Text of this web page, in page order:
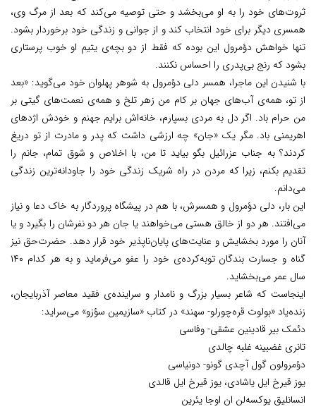
ثروت‌های خود را به او می‌بخشد و حتی توصیه می‌کند که بعد از مرگ وی،
همسری دیگر برای خود انتخاب کند و از جوانی و زندگی خود برخوردار بشود.
تنها خواهش دؤمرول این بوده که فقط از دو بچه‌ی یتیم او خوب پرستاری
بشود که رنج بی‌پدری را احساس نکنند.
با شنیدن این ماجرا، همسر دلی دؤمرول به شوهر پهلوان خود می‌گوید: «بعد
از تو، همه‌ی آب‌های جهان بر کام من زهر تلخ و همه‌ی نعمت‌های گیتی بر
من حرام باد. اگر دل به مردی بسپارم، خانه‌اش برایم جهنم و خودش اژدهای
اهریمنی باد. مگر یک «جان» چه ارزشی داشت که پدر و مادرت از تو دریغ
کردند؟ به جناب عزرائیل بگو بیاید تا من، با اخلاص و شوق تمام، جانم را
تقدیم بکنم، زیرا که مردن در راه شریک زندگی خود را جاودانه‌ترین زندگی
می‌دانم.
این بار، دلی دؤمرول و همسرش، با هم در پیشگاه پروردگار به خاک دعا و نیاز
می‌افتند. هر دو از خالق هستی می‌خواهند یا جان هر دو نفرشان را بگیرد و یا
آنان را مورد بخشایش و عنایت‌های پایان‌ناپذیر خود قرار دهد. حضرت‌حق نیز
گناه و جسارت بندگان توبه‌کرده‌ی خود را عفو می‌فرماید و به هر کدام ۱۴۰
سال عمر می‌بخشاید.
اینجاست که شاعر بسیار بزرگ و نامدار و سراینده‌ی فقید معاصر آذربایجان،
زنده‌یاد «بولوت قره‌چورلو- سهند» در کتاب «سازیمین سؤزو» می‌سراید:
دئمک بیر قادینین عشقی- وفاسی
تانری غضبینه غلبه چالدی
دؤمرولون گول آچدی گونو- دونیاسی
یوز قیرخ ایل یاشادی، یوز قیرخ ایل قالدی
انسانلیق یوکسه‌لن ان اوجا یئرین